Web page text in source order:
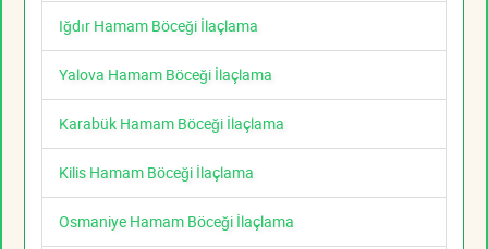
Iğdır Hamam Böceği İlaçlama
Yalova Hamam Böceği İlaçlama
Karabük Hamam Böceği İlaçlama
Kilis Hamam Böceği İlaçlama
Osmaniye Hamam Böceği İlaçlama